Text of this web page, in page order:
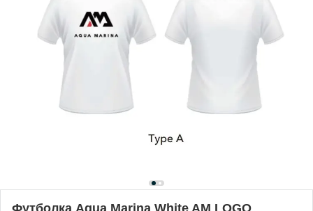
Футболка Aqua Marina White AM LOGO